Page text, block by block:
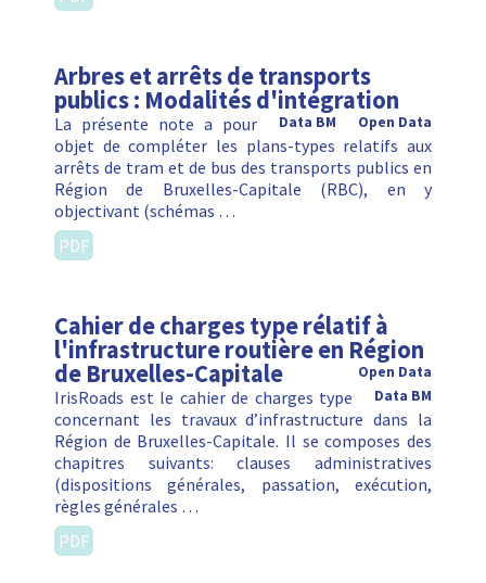
Arbres et arrêts de transports
publics : Modalités d'intégration
Open Data
Data BM
La présente note a pour
objet de compléter les plans-types relatifs aux
arrêts de tram et de bus des transports publics en
Région de Bruxelles-Capitale (RBC), en y
objectivant (schémas …
PDF
Cahier de charges type rélatif à
l'infrastructure routière en Région
de Bruxelles-Capitale
Open Data
Data BM
IrisRoads est le cahier de charges type
concernant les travaux d’infrastructure dans la
Région de Bruxelles-Capitale. Il se composes des
chapitres suivants: clauses administratives
(dispositions générales, passation, exécution,
règles générales …
PDF